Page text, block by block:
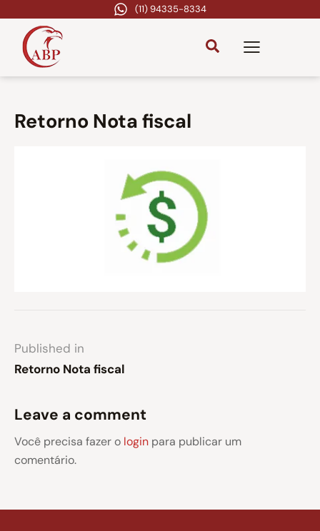
(11) 94335-8334
Retorno Nota fiscal
Published in
Retorno Nota fiscal
Leave a comment
Você precisa fazer o login para publicar um
comentário.